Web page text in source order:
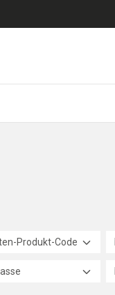
Produkt-Code